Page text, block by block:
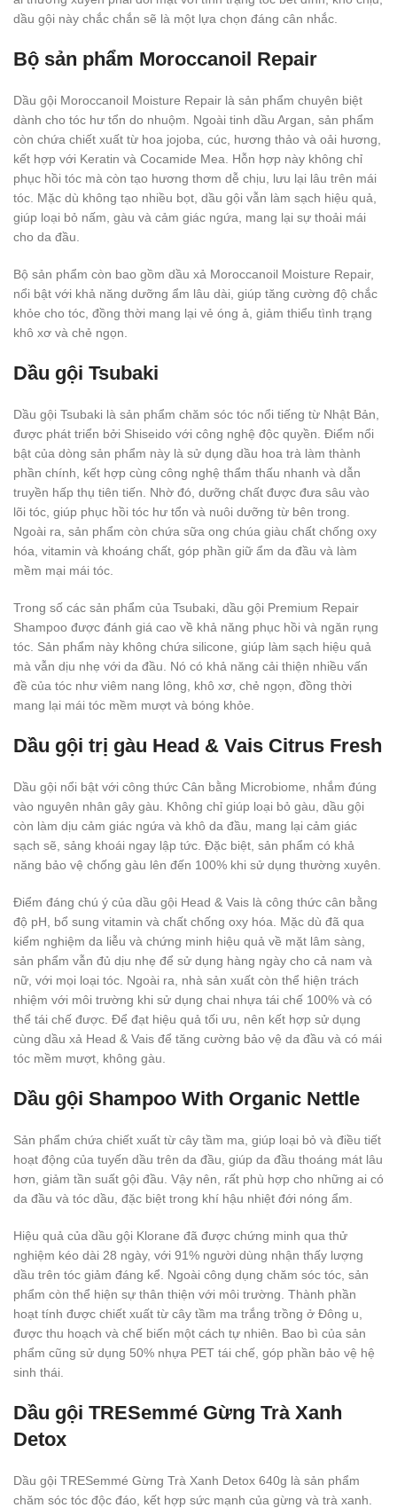
dầu gội này chắc chắn sẽ là một lựa chọn đáng cân nhắc.
Bộ sản phẩm Moroccanoil Repair
Dầu gội Moroccanoil Moisture Repair là sản phẩm chuyên biệt
dành cho tóc hư tổn do nhuộm. Ngoài tinh dầu Argan, sản phẩm
còn chứa chiết xuất từ hoa jojoba, cúc, hương thảo và oải hương,
kết hợp với Keratin và Cocamide Mea. Hỗn hợp này không chỉ
phục hồi tóc mà còn tạo hương thơm dễ chịu, lưu lại lâu trên mái
tóc. Mặc dù không tạo nhiều bọt, dầu gội vẫn làm sạch hiệu quả,
giúp loại bỏ nấm, gàu và cảm giác ngứa, mang lại sự thoải mái
cho da đầu.
Bộ sản phẩm còn bao gồm dầu xả Moroccanoil Moisture Repair,
nổi bật với khả năng dưỡng ẩm lâu dài, giúp tăng cường độ chắc
khỏe cho tóc, đồng thời mang lại vẻ óng ả, giảm thiểu tình trạng
khô xơ và chẻ ngọn.
Dầu gội Tsubaki
Dầu gội Tsubaki là sản phẩm chăm sóc tóc nổi tiếng từ Nhật Bản,
được phát triển bởi Shiseido với công nghệ độc quyền. Điểm nổi
bật của dòng sản phẩm này là sử dụng dầu hoa trà làm thành
phần chính, kết hợp cùng công nghệ thẩm thấu nhanh và dẫn
truyền hấp thụ tiên tiến. Nhờ đó, dưỡng chất được đưa sâu vào
lõi tóc, giúp phục hồi tóc hư tổn và nuôi dưỡng từ bên trong.
Ngoài ra, sản phẩm còn chứa sữa ong chúa giàu chất chống oxy
hóa, vitamin và khoáng chất, góp phần giữ ẩm da đầu và làm
mềm mại mái tóc.
Trong số các sản phẩm của Tsubaki, dầu gội Premium Repair
Shampoo được đánh giá cao về khả năng phục hồi và ngăn rụng
tóc. Sản phẩm này không chứa silicone, giúp làm sạch hiệu quả
mà vẫn dịu nhẹ với da đầu. Nó có khả năng cải thiện nhiều vấn
đề của tóc như viêm nang lông, khô xơ, chẻ ngọn, đồng thời
mang lại mái tóc mềm mượt và bóng khỏe.
Dầu gội trị gàu Head & Vais Citrus Fresh
Dầu gội nổi bật với công thức Cân bằng Microbiome, nhắm đúng
vào nguyên nhân gây gàu. Không chỉ giúp loại bỏ gàu, dầu gội
còn làm dịu cảm giác ngứa và khô da đầu, mang lại cảm giác
sạch sẽ, sảng khoái ngay lập tức. Đặc biệt, sản phẩm có khả
năng bảo vệ chống gàu lên đến 100% khi sử dụng thường xuyên.
Điểm đáng chú ý của dầu gội Head & Vais là công thức cân bằng
độ pH, bổ sung vitamin và chất chống oxy hóa. Mặc dù đã qua
kiểm nghiệm da liễu và chứng minh hiệu quả về mặt lâm sàng,
sản phẩm vẫn đủ dịu nhẹ để sử dụng hàng ngày cho cả nam và
nữ, với mọi loại tóc. Ngoài ra, nhà sản xuất còn thể hiện trách
nhiệm với môi trường khi sử dụng chai nhựa tái chế 100% và có
thể tái chế được. Để đạt hiệu quả tối ưu, nên kết hợp sử dụng
cùng dầu xả Head & Vais để tăng cường bảo vệ da đầu và có mái
tóc mềm mượt, không gàu.
Dầu gội Shampoo With Organic Nettle
Sản phẩm chứa chiết xuất từ cây tầm ma, giúp loại bỏ và điều tiết
hoạt động của tuyến dầu trên da đầu, giúp da đầu thoáng mát lâu
hơn, giảm tần suất gội đầu. Vậy nên, rất phù hợp cho những ai có
da đầu và tóc dầu, đặc biệt trong khí hậu nhiệt đới nóng ẩm.
Hiệu quả của dầu gội Klorane đã được chứng minh qua thử
nghiệm kéo dài 28 ngày, với 91% người dùng nhận thấy lượng
dầu trên tóc giảm đáng kể. Ngoài công dụng chăm sóc tóc, sản
phẩm còn thể hiện sự thân thiện với môi trường. Thành phần
hoạt tính được chiết xuất từ cây tầm ma trắng trồng ở Đông u,
được thu hoạch và chế biến một cách tự nhiên. Bao bì của sản
phẩm cũng sử dụng 50% nhựa PET tái chế, góp phần bảo vệ hệ
sinh thái.
Dầu gội TRESemmé Gừng Trà Xanh
Detox
Dầu gội TRESemmé Gừng Trà Xanh Detox 640g là sản phẩm
chăm sóc tóc độc đáo, kết hợp sức mạnh của gừng và trà xanh.